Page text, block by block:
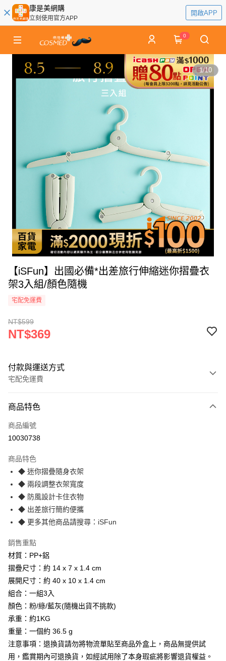
康是美網購
立刻使用官方APP
開啟APP
0
1/10
【iSFun】出國必備*出差旅行伸縮迷你摺疊衣
架3入組/顏色隨機
宅配免運費
NT$599
NT$369
付款與運送方式
宅配免運費
icash Pay
信用卡一次付款
3 期 0 利率 每期 NT$123
合作金庫商業銀行
華南商業銀行
國泰世華商業銀行
臺灣中小企業銀行
聯邦商業銀行
元大商業銀行
玉山商業銀行
台新國際商業銀行
台灣樂天信用卡公司
6 期 0 利率 每期NT$61
合作金庫商業銀行
華南商業銀行
上海商業儲蓄銀行
臺灣中小企業銀行
匯豐（台灣）商業銀行
聯邦商業銀行
元大商業銀行
玉山商業銀行
台新國際商業銀行
台灣樂天信用卡公司
12 期 0 利率 每期NT$30
合作金庫商業銀行
華南商業銀行
國泰世華商業銀行
臺灣中小企業銀行
匯豐（台灣）商業銀行
聯邦商業銀行
元大商業銀行
玉山商業銀行
台新國際商業銀行
台灣樂天信用卡公司
數位禮券
Apple Pay
街口支付
悠遊付
Google Pay
運送方式
廠商自送宅配免運
商品特色
商品編號
10030738
商品特色
◆ 迷你摺疊隨身衣架
◆ 兩段調整衣架寬度
◆ 防風設計卡住衣物
◆ 出差旅行簡約便攜
◆ 更多其他商品請搜尋：iSFun
銷售重點
材質：PP+鋁
摺疊尺寸：約 14 x 7 x 1.4 cm
展開尺寸：約 40 x 10 x 1.4 cm
組合：一組3入
顏色：粉/綠/藍灰(隨機出貨不挑款)
承重：約1KG
重量：一個約 36.5 g
注意事項：退換貨請勿將物流單貼至商品外盒上，商品無提供試
用，鑑賞期內可退換貨，如經試用除了本身瑕疵將影響退貨權益。